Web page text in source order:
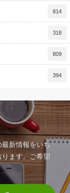
814
318
809
394
新情報をいち
ます。ご希望